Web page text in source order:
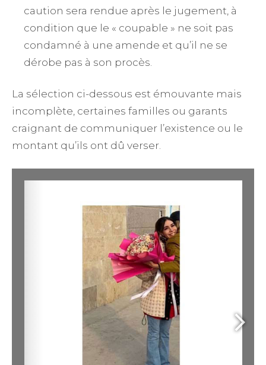
caution sera rendue après le jugement, à
condition que le « coupable » ne soit pas
condamné à une amende et qu’il ne se
dérobe pas à son procès.
La sélection ci-dessous est émouvante mais
incomplète, certaines familles ou garants
craignant de communiquer l’existence ou le
montant qu’ils ont dû verser.